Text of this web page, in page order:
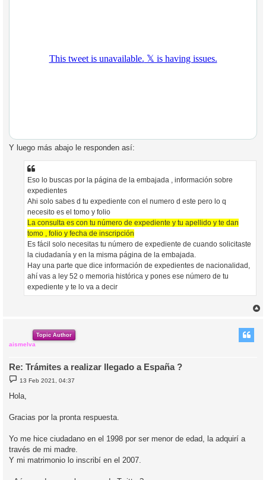
Y luego más abajo le responden así:
Eso lo buscas por la página de la embajada , información sobre
expedientes
Ahi solo sabes d tu expediente con el numero d este pero lo q
necesito es el tomo y folio
La consulta es con tu número de expediente y tu apellido y te dan
tomo , folio y fecha de inscripción
Es fácil solo necesitas tu número de expediente de cuando solicitaste
la ciudadanía y en la misma página de la embajada.
Hay una parte que dice información de expedientes de nacionalidad,
ahí vas a ley 52 o memoria histórica y pones ese número de tu
expediente y te lo va a decir
Topic Author
aismelva
Re: Trámites a realizar llegado a España ?
M
e
n
s
e
13 Feb 2021, 04:37
Hola,
Gracias por la pronta respuesta.
Yo me hice ciudadano en el 1998 por ser menor de edad, la adquirí a
través de mi madre.
Y mi matrimonio lo inscribí en el 2007.